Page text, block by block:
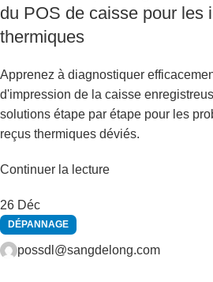
du POS de caisse pour les
thermiques
Apprenez à diagnostiquer
d'impression de la caisse
solutions étape par étape pour les
reçus thermiques déviés.
Continuer la lecture
26 Déc
DÉPANNAGE
possdl@sangdelong.com